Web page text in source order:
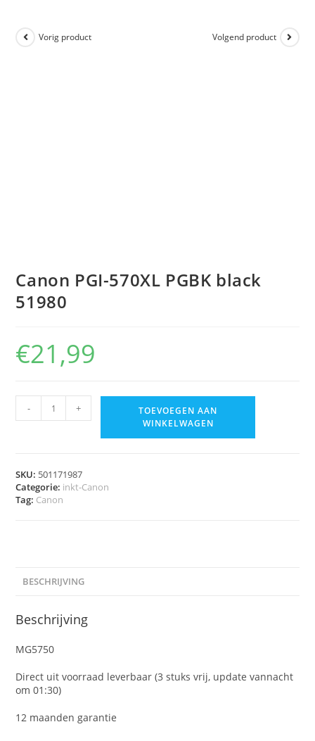
Vorig product Volgend product
Canon PGI-570XL PGBK black
51980
€21,99
- +
TOEVOEGEN AAN
WINKELWAGEN
SKU: 501171987
Categorie: inkt-Canon
Tag: Canon
BESCHRIJVING
Beschrijving
MG5750
Direct uit voorraad leverbaar (3 stuks vrij, update vannacht
om 01:30)
12 maanden garantie